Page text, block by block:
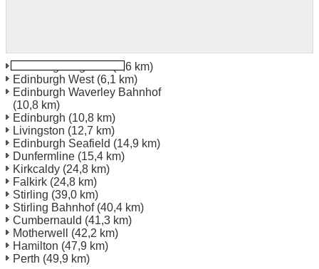
(5,6 km)
Edinburgh West(6,1 km)
Edinburgh Waverley Bahnhof
(10,8 km)
Edinburgh (10,8 km)
Livingston (12,7 km)
Edinburgh Seafield (14,9 km)
Dunfermline (15,4 km)
Kirkcaldy (24,8 km)
Falkirk (24,8 km)
Stirling (39,0 km)
Stirling Bahnhof(40,4 km)
Cumbernauld (41,3 km)
Motherwell
(42,2 km)
Hamilton (47,9 km)
Perth (49,9 km)